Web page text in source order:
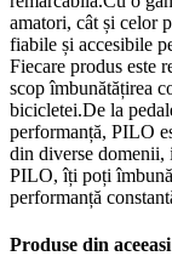
amatori, cât și celor
fiabile și accesibile
Fiecare produs este
scop îmbunătățirea
bicicletei.De la
performanță, PILO
din diverse
PILO, îți poți
performanță
Produse din